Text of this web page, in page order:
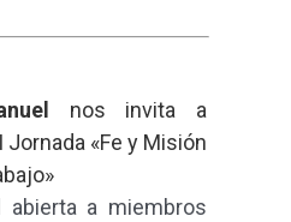
nos invita a
«Fe y Misión
abierta a miembros